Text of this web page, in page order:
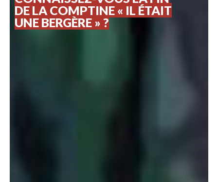
DE LA COMPTINE « IL ÉTAIT
UNE BERGÈRE » ?